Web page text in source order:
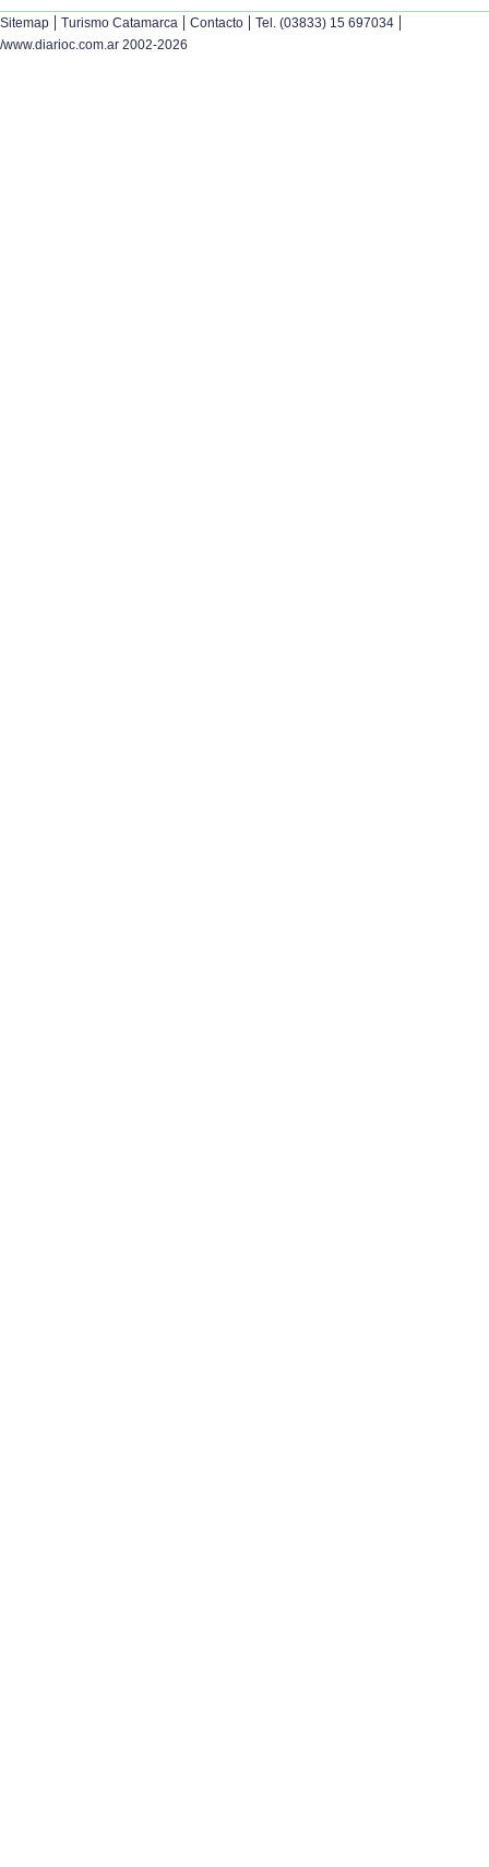
Sitemap | Turismo Catamarca | Contacto | Tel. (03833) 15 697034 |
/www.diarioc.com.ar 2002-2026